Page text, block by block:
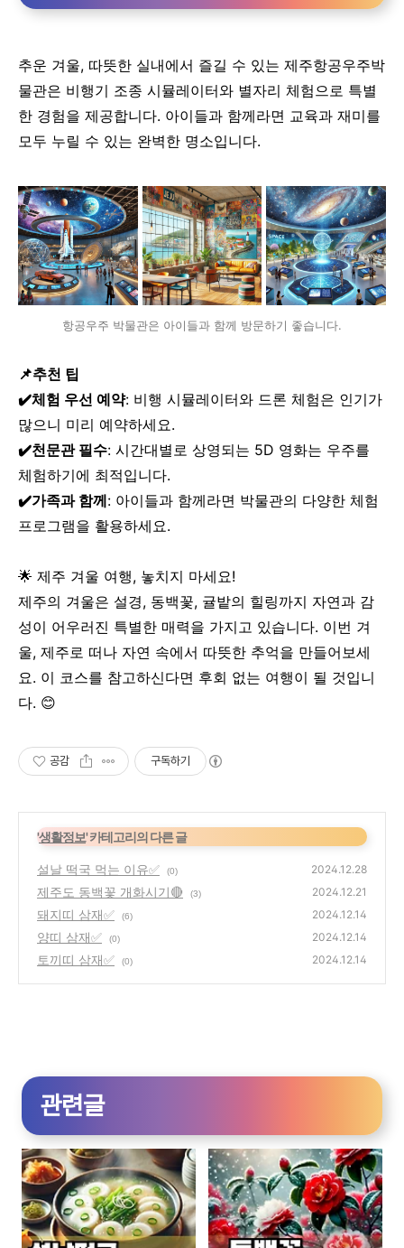
추운 겨울, 따뜻한 실내에서 즐길 수 있는 제주항공우주박
물관은 비행기 조종 시뮬레이터와 별자리 체험으로 특별
한 경험을 제공합니다. 아이들과 함께라면 교육과 재미를
모두 누릴 수 있는 완벽한 명소입니다.
항공우주 박물관은 아이들과 함께 방문하기 좋습니다.
📌추천 팁
✔️체험 우선 예약: 비행 시뮬레이터와 드론 체험은 인기가
많으니 미리 예약하세요.
✔️천문관 필수: 시간대별로 상영되는 5D 영화는 우주를
체험하기에 최적입니다.
✔️가족과 함께: 아이들과 함께라면 박물관의 다양한 체험
프로그램을 활용하세요.
🌟 제주 겨울 여행, 놓치지 마세요!
제주의 겨울은 설경, 동백꽃, 귤밭의 힐링까지 자연과 감
성이 어우러진 특별한 매력을 가지고 있습니다. 이번 겨
울, 제주로 떠나 자연 속에서 따뜻한 추억을 만들어보세
요. 이 코스를 참고하신다면 후회 없는 여행이 될 것입니
다. 😊
공감 구독하기
'생활정보' 카테고리의 다른 글
설날 떡국 먹는 이유✅ (0) 2024.12.28
제주도 동백꽃 개화시기🔴 (3) 2024.12.21
돼지띠 삼재✅ (6) 2024.12.14
양띠 삼재✅ (0) 2024.12.14
토끼띠 삼재✅ (0) 2024.12.14
관련글